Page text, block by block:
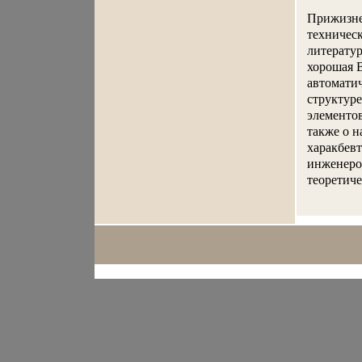
хорошая
также о